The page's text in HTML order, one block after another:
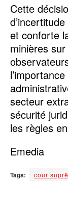
Cette
et conforte
minières
secteur
sécurité
les règles
Emedia
Tags: cour